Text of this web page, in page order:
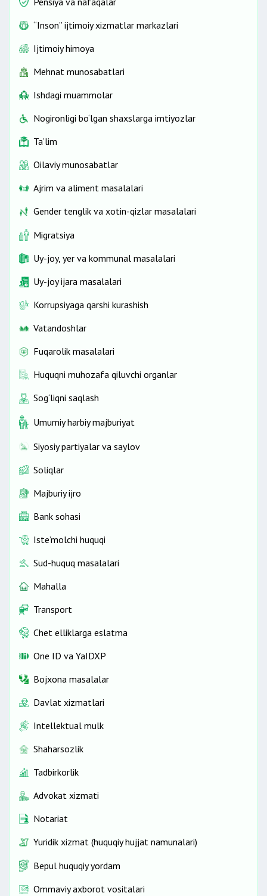
“Inson” ijtimoiy xizmatlar markazlari
Ijtimoiy himoya
Mehnat munosabatlari
Ishdagi muammolar
Nogironligi bo‘lgan shaxslarga imtiyozlar
Ta’lim
Oilaviy munosabatlar
Ajrim va aliment masalalari
Gender tenglik va xotin-qizlar masalalari
Migratsiya
Uy-joy, yer va kommunal masalalari
Uy-joy ijara masalalari
Korrupsiyaga qarshi kurashish
Vatandoshlar
Fuqarolik masalalari
Huquqni muhozafa qiluvchi organlar
Sog‘liqni saqlash
Umumiy harbiy majburiyat
Siyosiy partiyalar va saylov
Soliqlar
Majburiy ijro
Bank sohasi
Iste’molchi huquqi
Sud-huquq masalalari
Mahalla
Transport
Chet elliklarga eslatma
One ID vа YaIDXP
Bojxona masalalar
Davlat xizmatlari
Intellektual mulk
Shaharsozlik
Tadbirkorlik
Advokat xizmati
Notariat
Yuridik xizmat (huquqiy hujjat namunalari)
Bepul huquqiy yordam
Ommaviy axborot vositalari